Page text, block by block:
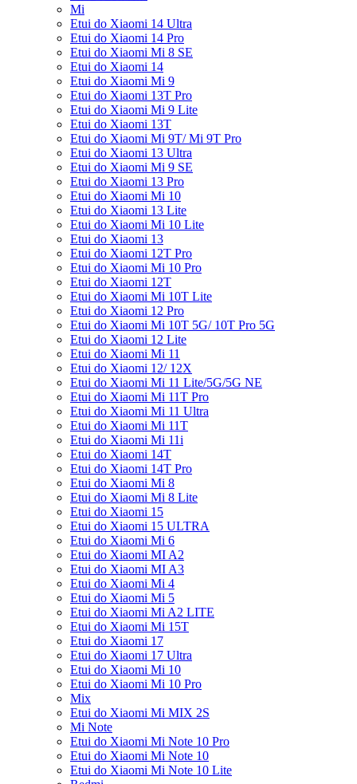
Mi
Etui do Xiaomi 14 Ultra
Etui do Xiaomi 14 Pro
Etui do Xiaomi Mi 8 SE
Etui do Xiaomi 14
Etui do Xiaomi Mi 9
Etui do Xiaomi 13T Pro
Etui do Xiaomi Mi 9 Lite
Etui do Xiaomi 13T
Etui do Xiaomi Mi 9T/ Mi 9T Pro
Etui do Xiaomi 13 Ultra
Etui do Xiaomi Mi 9 SE
Etui do Xiaomi 13 Pro
Etui do Xiaomi Mi 10
Etui do Xiaomi 13 Lite
Etui do Xiaomi Mi 10 Lite
Etui do Xiaomi 13
Etui do Xiaomi 12T Pro
Etui do Xiaomi Mi 10 Pro
Etui do Xiaomi 12T
Etui do Xiaomi Mi 10T Lite
Etui do Xiaomi 12 Pro
Etui do Xiaomi Mi 10T 5G/ 10T Pro 5G
Etui do Xiaomi 12 Lite
Etui do Xiaomi Mi 11
Etui do Xiaomi 12/ 12X
Etui do Xiaomi Mi 11 Lite/5G/5G NE
Etui do Xiaomi Mi 11T Pro
Etui do Xiaomi Mi 11 Ultra
Etui do Xiaomi Mi 11T
Etui do Xiaomi Mi 11i
Etui do Xiaomi 14T
Etui do Xiaomi 14T Pro
Etui do Xiaomi Mi 8
Etui do Xiaomi Mi 8 Lite
Etui do Xiaomi 15
Etui do Xiaomi 15 ULTRA
Etui do Xiaomi Mi 6
Etui do Xiaomi MI A2
Etui do Xiaomi MI A3
Etui do Xiaomi Mi 4
Etui do Xiaomi Mi 5
Etui do Xiaomi Mi A2 LITE
Etui do Xiaomi Mi 15T
Etui do Xiaomi 17
Etui do Xiaomi 17 Ultra
Etui do Xiaomi Mi 10
Etui do Xiaomi Mi 10 Pro
Mix
Etui do Xiaomi Mi MIX 2S
Mi Note
Etui do Xiaomi Mi Note 10 Pro
Etui do Xiaomi Mi Note 10
Etui do Xiaomi Mi Note 10 Lite